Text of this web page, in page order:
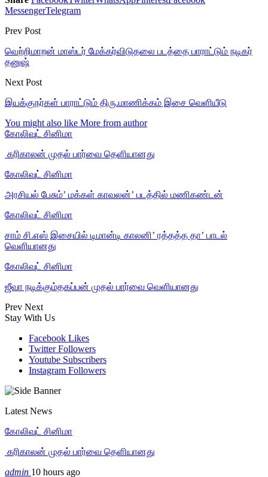
MessengerTelegram
Prev Post
வெற்றிமாறன் மாஸ்டர் மேக்கர்விடுதலை படத்தை பாராட்டும் நடிகர்
தனுஷ்
Next Post
இயக்குநர்கள் பாராட்டும் திரு.மாணிக்கம் இசை வெளியீடு
You might also like More from author
கோலிவுட் சினிமா
‎ கரிகாலன் முதல் பார்வை தெளியானது
கோலிவுட் சினிமா
அரசியல் பேசும்’ மக்கள் காவலன்’ படத்தில் மணிகண்டன்
கோலிவுட் சினிமா
சாம் சி.எஸ் இசையில் டிமான்டி காலனி’ ரத்தத்த தா’ பாடல்
வெளியானது
கோலிவுட் சினிமா
ஜீவா நடிக்கும்தகப்பன் முதல் பார்வை வெளியானது
Prev Next
Stay With Us
Facebook Likes
Twitter Followers
Youtube Subscribers
Instagram Followers
Latest News
கோலிவுட் சினிமா
‎ கரிகாலன் முதல் பார்வை தெளியானது
admin 10 hours ago